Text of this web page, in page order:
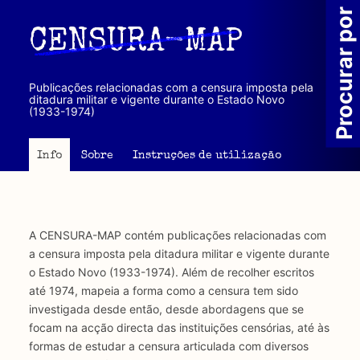
principal
CENSURA-MAP
Publicações relacionadas com a censura imposta pela
ditadura militar e vigente durante o Estado Novo
(1933-1974)
Info Sobre Instruções de utilização
A CENSURA-MAP contém publicações relacionadas com
a censura imposta pela ditadura militar e vigente durante
o Estado Novo (1933-1974). Além de recolher escritos
até 1974, mapeia a forma como a censura tem sido
investigada desde então, desde abordagens que se
focam na acção directa das instituições censórias, até às
formas de estudar a censura articulada com diversos
Procurar por